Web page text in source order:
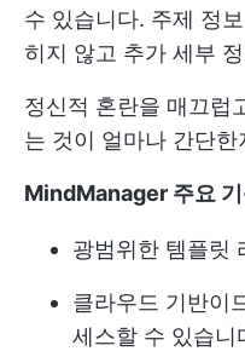
수 있습니다. 주제 정
히지 않고 추가 세부
정신적 혼란을 매끄럽
는 것이 얼마나 간단한
MindManager 주요
광범위한 템플릿
클라우드 기반이
세스할 수 있습니